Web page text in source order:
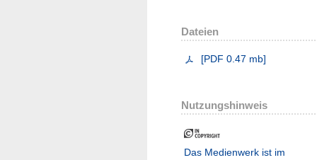
Dateien
[PDF 0.47 mb]
Nutzungshinweis
Das Medienwerk ist im